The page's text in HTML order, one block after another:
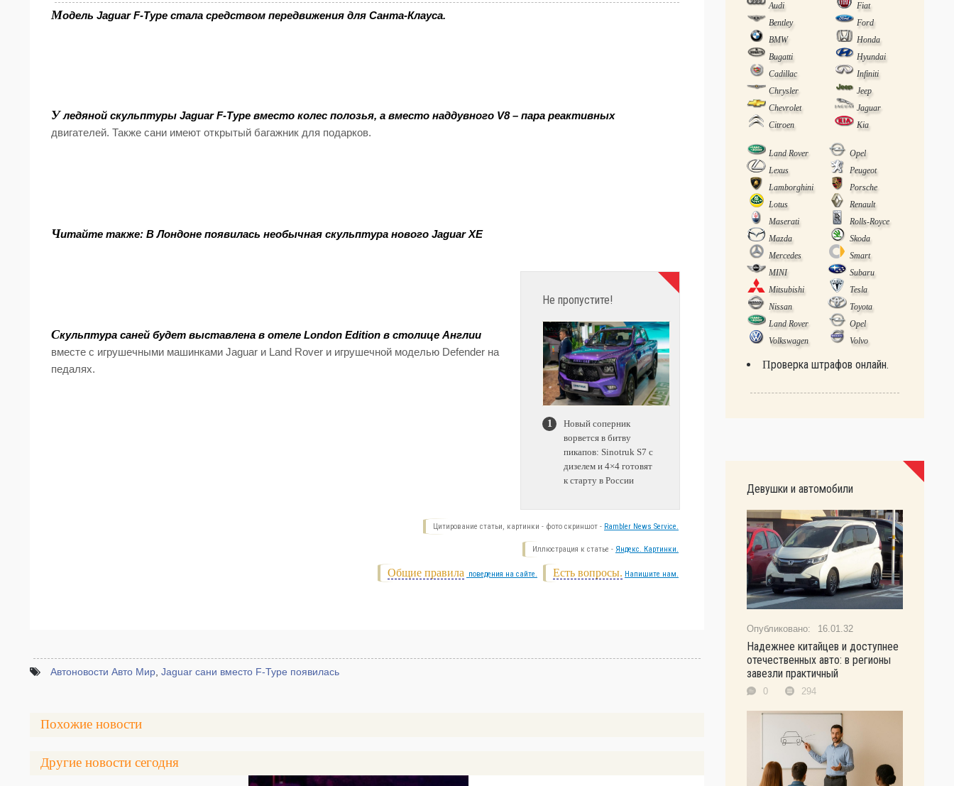
Модель Jaguar F-Type стала средством передвижения для Санта-Клауса.
Уледяной скульптуры Jaguar F-Type вместо колес полозья, а вместо наддувного V8 – пара реактивных
двигателей. Также сани имеют открытый багажник для подарков.
Читайте также: В Лондоне появилась необычная скульптура нового Jaguar XE
Не пропустите!
Новый соперник
ворвется в битву
пикапов: Sinotruk S7 с
дизелем и 4×4 готовят
к старту в России
Скульптура саней будет выставлена в отеле London Edition в столице Англии
вместе с игрушечными машинками Jaguar и Land Rover и игрушечной моделью Defender на
педалях.
Цитирование статьи, картинки - фото скриншот - Rambler News Service.
Иллюстрация к статье - Яндекс. Картинки.
Есть вопросы. Напишите нам.
Общие правила поведения на сайте.
Автоновости Авто Мир Jaguar сани вместо F-Type появилась
Похожие новости
Другие новости сегодня
Audi
Fiat
Bentley
Ford
BMW
Honda
Bugatti
Hyundai
Cadillac
Infiniti
Chrysler
Jeep
Chevrolet
Jaguar
Citroen
Kia
Land Rover
Opel
Lexus
Peugeot
Lamborghini
Porsche
Lotus
Renault
Maserati
Rolls-Royce
Mazda
Skoda
Mercedes
Smart
MINI
Subaru
Mitsubishi
Tesla
Nissan
Toyota
Land Rover
Opel
Volkswagen
Volvo
Проверка штрафов онлайн.
Девушки и автомобили
16.01.32
Надежнее китайцев и доступнее
отечественных авто: в регионы
завезли практичный
0 294